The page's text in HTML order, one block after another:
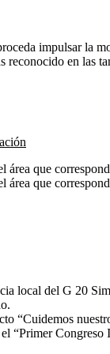
impulsar la
en las
que
que
local del G 20
“Cuidemos
“Primer